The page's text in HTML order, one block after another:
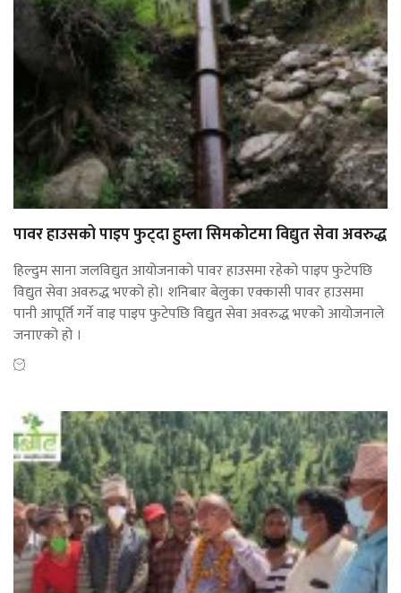
पावर हाउसको पाइप फुट्दा हुम्ला सिमकोटमा विद्युत सेवा अवरुद्ध
हिल्दुम साना जलविद्युत आयोजनाको पावर हाउसमा रहेको पाइप फुटेपछि
विद्युत सेवा अवरुद्ध भएको हो। शनिबार बेलुका एक्कासी पावर हाउसमा
पानी आपूर्ति गर्ने वाइ पाइप फुटेपछि विद्युत सेवा अवरुद्ध भएको आयोजनाले
जनाएको हो ।